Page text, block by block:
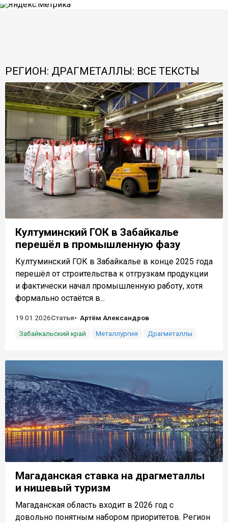
РЕГИОН: ДРАГМЕТАЛЛЫ: ВСЕ ТЕКСТЫ
Култуминский ГОК в Забайкалье
перешёл в промышленную фазу
Култуминский ГОК в Забайкалье в конце 2025 года
перешёл от строительства к отгрузкам продукции
и фактически начал промышленную работу, хотя
формально остаётся в...
19.01.2026Статья
Артём Александров
Забайкальский край
Металлургия Драгметаллы
Магаданская ставка на драгметаллы
и нишевый туризм
Магаданская область входит в 2026 год с
довольно понятным набором приоритетов. Регион